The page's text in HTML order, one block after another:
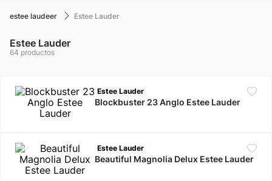
2. champion
4. caterpillar
6. mochila
todo terreno
9. jdy
estee laudeer Estee Lauder
Estee Lauder
64 productos
Estee Lauder
Blockbuster 23 Anglo Estee Lauder
Estee Lauder
Beautiful Magnolia Delux Estee Lauder